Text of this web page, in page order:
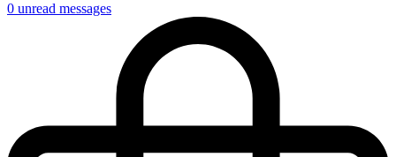
0 unread messages